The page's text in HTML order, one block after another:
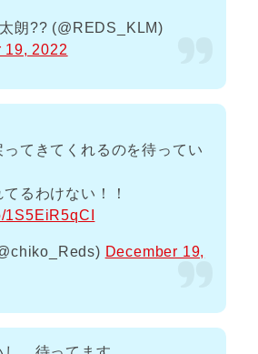
朗?? (@REDS_KLM)
19, 2022
ってきてくれるのを待ってい
るわけない！！
1S5EiR5qCI
December 19,